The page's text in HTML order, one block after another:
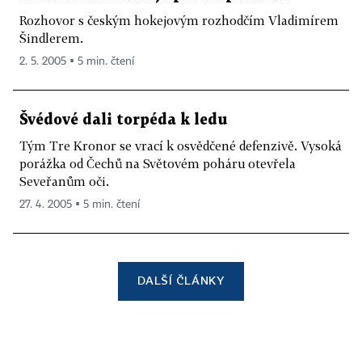
Rozhovor s českým hokejovým rozhodčím Vladimírem
Šindlerem.
2. 5. 2005 ▪ 5 min. čtení
Švédové dali torpéda k ledu
Tým Tre Kronor se vrací k osvědčené defenzivě. Vysoká
porážka od Čechů na Světovém poháru otevřela
Seveřanům oči.
27. 4. 2005 ▪ 5 min. čtení
DALŠÍ ČLÁNKY